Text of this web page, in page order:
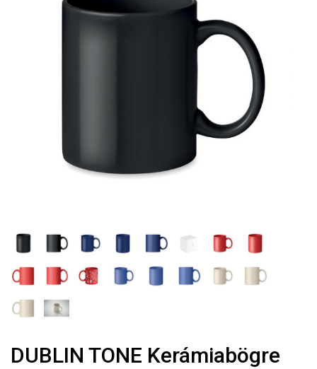
DUBLIN TONE Kerámiabögre